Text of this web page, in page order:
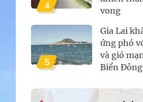
4
vong
5
Gia Lai
ứng phó
và gió
Biển Đông